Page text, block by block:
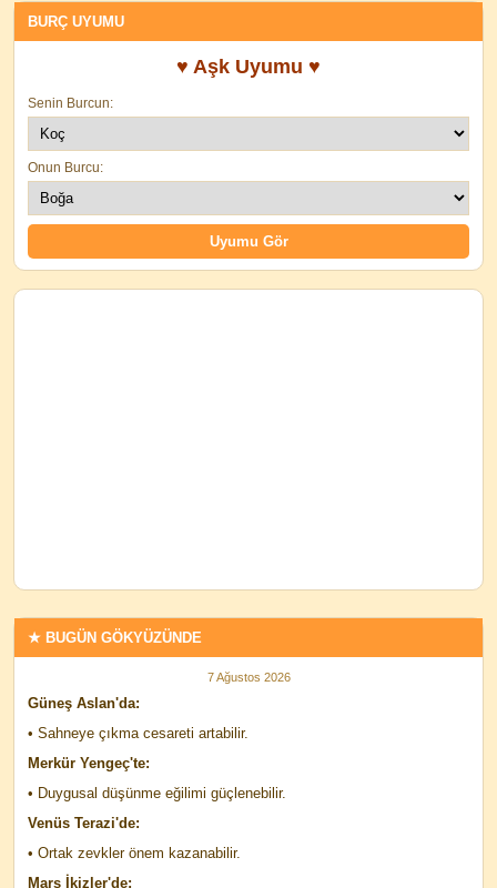
★ BUGÜN GÖKYÜZÜNDE
7 Ağustos 2026
Güneş Aslan'da:
• Sahneye çıkma cesareti artabilir.
Merkür Yengeç'te:
• Duygusal düşünme eğilimi güçlenebilir.
Venüs Terazi'de:
• Ortak zevkler önem kazanabilir.
Mars İkizler'de:
BURÇ UYUMU
♥ Aşk Uyumu ♥
Senin Burcun:
Onun Burcu: